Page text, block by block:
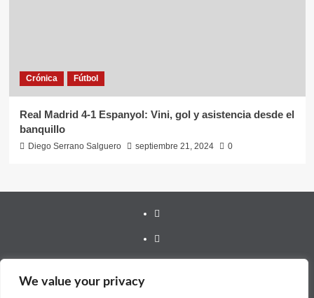
We value your privacy
Crónica Fútbol
Real Madrid 4-1 Espanyol: Vini, gol y asistencia desde el
banquillo
Diego Serrano Salguero septiembre 21, 2024 0
Youtube
Vimeo